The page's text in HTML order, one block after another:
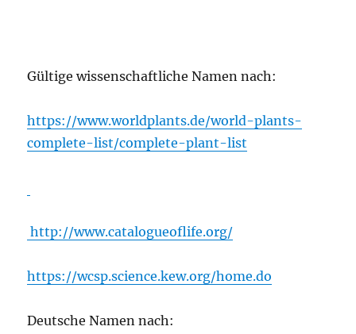
Gültige wissenschaftliche Namen nach:
https://www.worldplants.de/world-plants-
complete-list/complete-plant-list
http://www.catalogueoflife.org/
https://wcsp.science.kew.org/home.do
Deutsche Namen nach: